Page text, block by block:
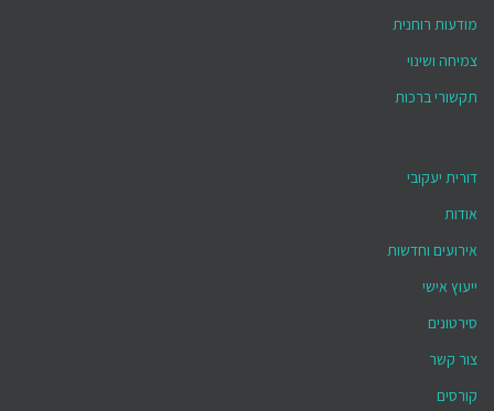
מודעות רוחנית
צמיחה ושינוי
תקשורי ברכות
דורית יעקובי
אודות
אירועים וחדשות
ייעוץ אישי
סירטונים
צור קשר
קורסים